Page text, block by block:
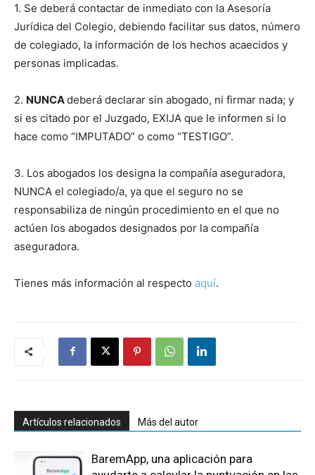
1. Se deberá contactar de inmediato con la Asesoría
Jurídica del Colegio, debiendo facilitar sus datos, número
de colegiado, la información de los hechos acaecidos y
personas implicadas.
2. NUNCAdeberá declarar sin abogado, ni firmar nada; y
si es citado por el Juzgado, EXIJA que le informen si lo
hace como “IMPUTADO” o como “TESTIGO”.
3. Los abogados los designa la compañía aseguradora,
NUNCA el colegiado/a, ya que el seguro no se
responsabiliza de ningún procedimiento en el que no
actúen los abogados designados por la compañía
aseguradora.
Tienes más información al respecto aquí.
Artículos relacionados Más del autor
BaremApp, una aplicación para